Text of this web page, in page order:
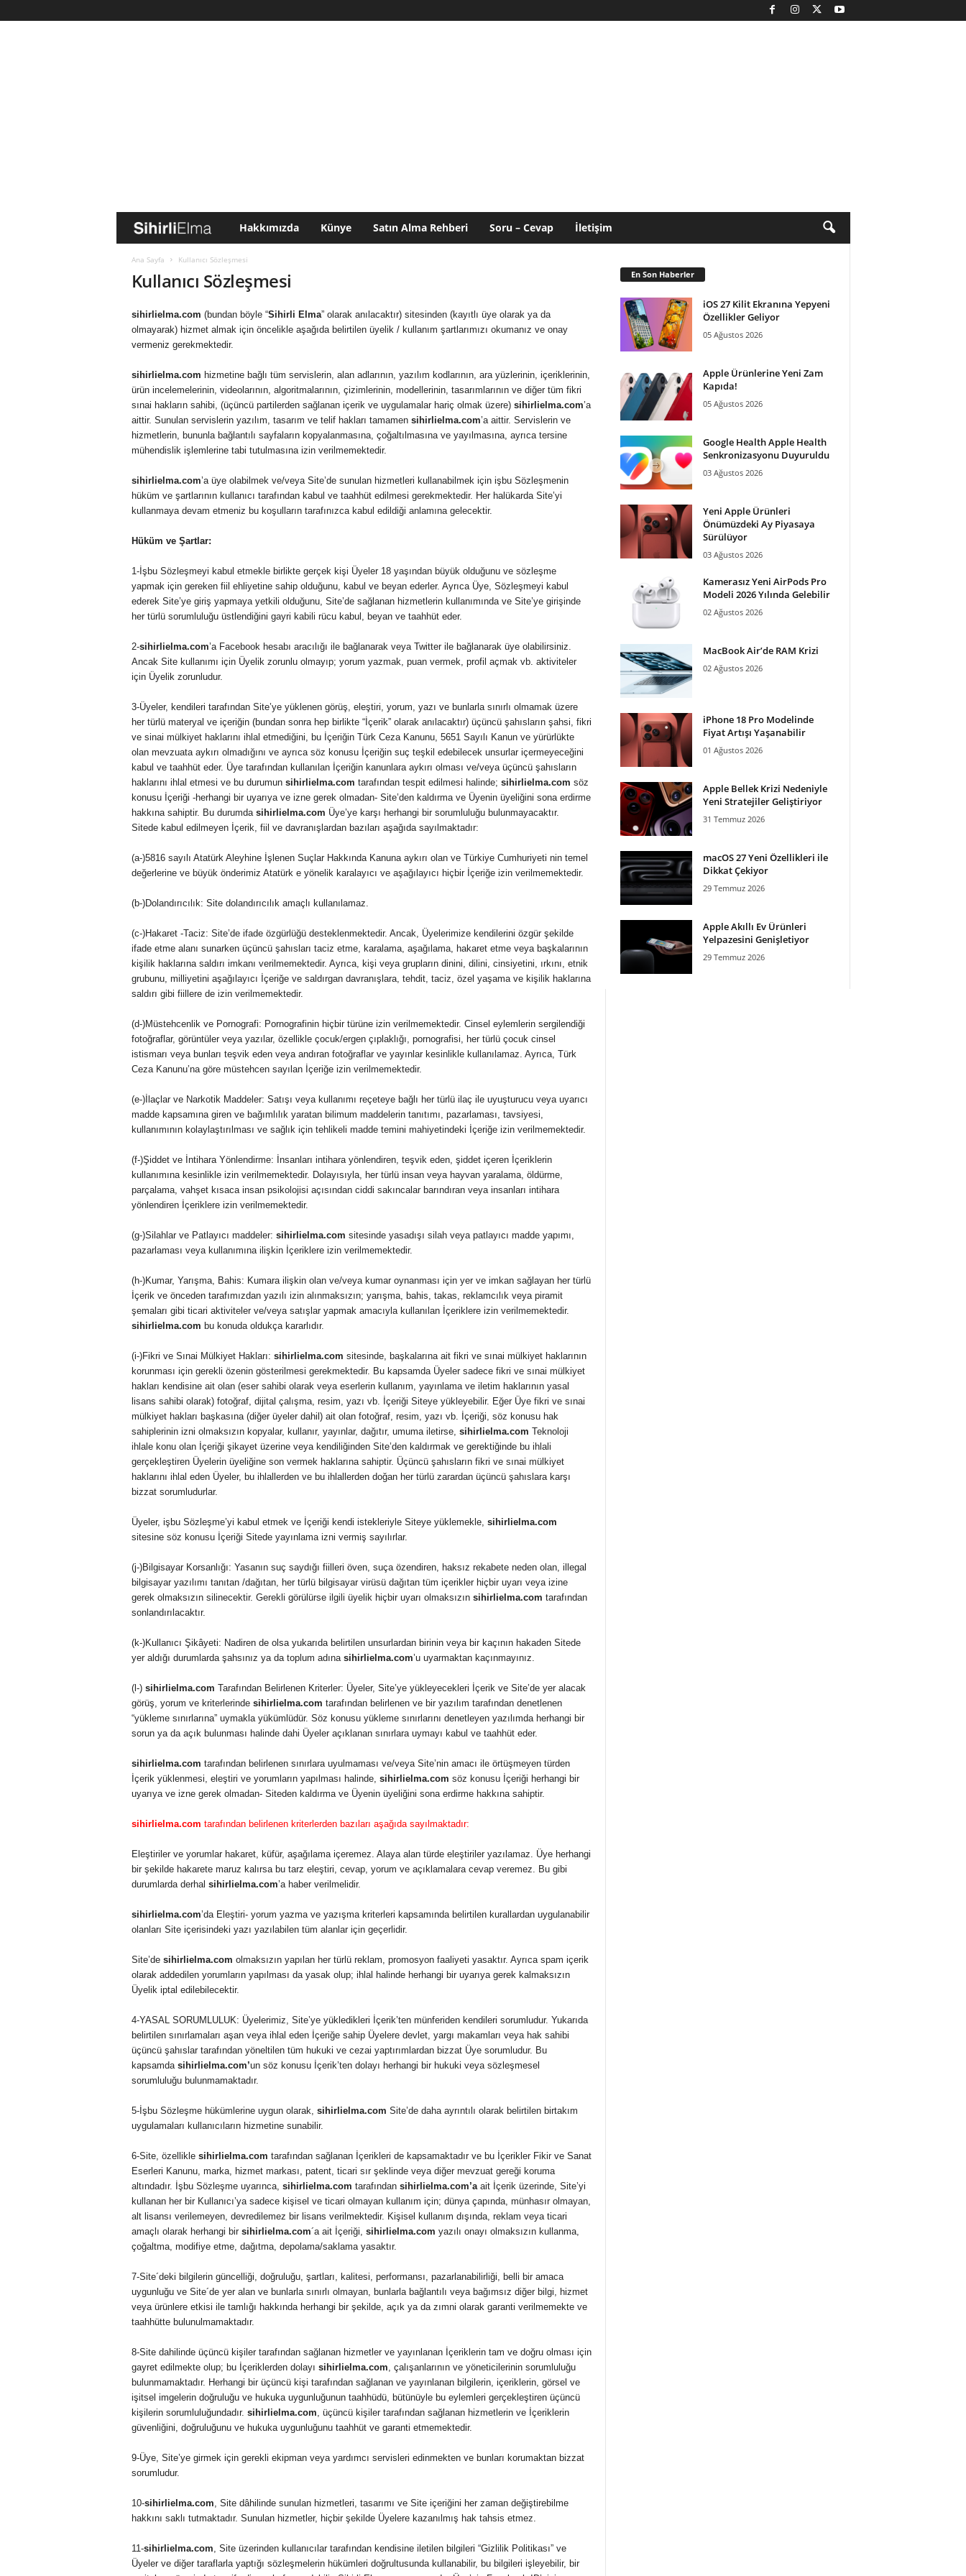
i
h
i
E
l
m
Hakkımızda Künye Satın Alma Rehberi Soru – Cevap İletişim
Ana Sayfa Kullanıcı Sözleşmesi
Kullanıcı Sözleşmesi
sihirlielma.com (bundan böyle “Sihirli Elma” olarak anılacaktır) sitesinden (kayıtlı üye olarak ya da
olmayarak) hizmet almak için öncelikle aşağıda belirtilen üyelik / kullanım şartlarımızı okumanız ve onay
vermeniz gerekmektedir.
sihirlielma.com hizmetine bağlı tüm servislerin, alan adlarının, yazılım kodlarının, ara yüzlerinin, içeriklerinin,
ürün incelemelerinin, videolarının, algoritmalarının, çizimlerinin, modellerinin, tasarımlarının ve diğer tüm fikri
sınai hakların sahibi, (üçüncü partilerden sağlanan içerik ve uygulamalar hariç olmak üzere) sihirlielma.com’a
aittir. Sunulan servislerin yazılım, tasarım ve telif hakları tamamen sihirlielma.com’a aittir. Servislerin ve
hizmetlerin, bununla bağlantılı sayfaların kopyalanmasına, çoğaltılmasına ve yayılmasına, ayrıca tersine
mühendislik işlemlerine tabi tutulmasına izin verilmemektedir.
sihirlielma.com’a üye olabilmek ve/veya Site’de sunulan hizmetleri kullanabilmek için işbu Sözleşmenin
hüküm ve şartlarının kullanıcı tarafından kabul ve taahhüt edilmesi gerekmektedir. Her halükarda Site’yi
kullanmaya devam etmeniz bu koşulların tarafınızca kabul edildiği anlamına gelecektir.
Hüküm ve Şartlar:
1-İşbu Sözleşmeyi kabul etmekle birlikte gerçek kişi Üyeler 18 yaşından büyük olduğunu ve sözleşme
yapmak için gereken fiil ehliyetine sahip olduğunu, kabul ve beyan ederler. Ayrıca Üye, Sözleşmeyi kabul
ederek Site’ye giriş yapmaya yetkili olduğunu, Site’de sağlanan hizmetlerin kullanımında ve Site’ye girişinde
her türlü sorumluluğu üstlendiğini gayri kabili rücu kabul, beyan ve taahhüt eder.
2-sihirlielma.com’a Facebook hesabı aracılığı ile bağlanarak veya Twitter ile bağlanarak üye olabilirsiniz.
Ancak Site kullanımı için Üyelik zorunlu olmayıp; yorum yazmak, puan vermek, profil açmak vb. aktiviteler
için Üyelik zorunludur.
3-Üyeler, kendileri tarafından Site’ye yüklenen görüş, eleştiri, yorum, yazı ve bunlarla sınırlı olmamak üzere
her türlü materyal ve içeriğin (bundan sonra hep birlikte “İçerik” olarak anılacaktır) üçüncü şahısların şahsi, fikri
ve sinai mülkiyet haklarını ihlal etmediğini, bu İçeriğin Türk Ceza Kanunu, 5651 Sayılı Kanun ve yürürlükte
olan mevzuata aykırı olmadığını ve ayrıca söz konusu İçeriğin suç teşkil edebilecek unsurlar içermeyeceğini
kabul ve taahhüt eder. Üye tarafından kullanılan İçeriğin kanunlara aykırı olması ve/veya üçüncü şahısların
haklarını ihlal etmesi ve bu durumun sihirlielma.com tarafından tespit edilmesi halinde; sihirlielma.com söz
konusu İçeriği -herhangi bir uyarıya ve izne gerek olmadan- Site’den kaldırma ve Üyenin üyeliğini sona erdirme
hakkına sahiptir. Bu durumda sihirlielma.com Üye’ye karşı herhangi bir sorumluluğu bulunmayacaktır.
Sitede kabul edilmeyen İçerik, fiil ve davranışlardan bazıları aşağıda sayılmaktadır:
(a-)5816 sayılı Atatürk Aleyhine İşlenen Suçlar Hakkında Kanuna aykırı olan ve Türkiye Cumhuriyeti nin temel
değerlerine ve büyük önderimiz Atatürk e yönelik karalayıcı ve aşağılayıcı hiçbir İçeriğe izin verilmemektedir.
(b-)Dolandırıcılık: Site dolandırıcılık amaçlı kullanılamaz.
(c-)Hakaret -Taciz: Site’de ifade özgürlüğü desteklenmektedir. Ancak, Üyelerimize kendilerini özgür şekilde
ifade etme alanı sunarken üçüncü şahısları taciz etme, karalama, aşağılama, hakaret etme veya başkalarının
kişilik haklarına saldırı imkanı verilmemektedir. Ayrıca, kişi veya grupların dinini, dilini, cinsiyetini, ırkını, etnik
grubunu, milliyetini aşağılayıcı İçeriğe ve saldırgan davranışlara, tehdit, taciz, özel yaşama ve kişilik haklarına
saldırı gibi fiillere de izin verilmemektedir.
(d-)Müstehcenlik ve Pornografi: Pornografinin hiçbir türüne izin verilmemektedir. Cinsel eylemlerin sergilendiği
fotoğraflar, görüntüler veya yazılar, özellikle çocuk/ergen çıplaklığı, pornografisi, her türlü çocuk cinsel
istismarı veya bunları teşvik eden veya andıran fotoğraflar ve yayınlar kesinlikle kullanılamaz. Ayrıca, Türk
Ceza Kanunu’na göre müstehcen sayılan İçeriğe izin verilmemektedir.
(e-)İlaçlar ve Narkotik Maddeler: Satışı veya kullanımı reçeteye bağlı her türlü ilaç ile uyuşturucu veya uyarıcı
madde kapsamına giren ve bağımlılık yaratan bilimum maddelerin tanıtımı, pazarlaması, tavsiyesi,
kullanımının kolaylaştırılması ve sağlık için tehlikeli madde temini mahiyetindeki İçeriğe izin verilmemektedir.
(f-)Şiddet ve İntihara Yönlendirme: İnsanları intihara yönlendiren, teşvik eden, şiddet içeren İçeriklerin
kullanımına kesinlikle izin verilmemektedir. Dolayısıyla, her türlü insan veya hayvan yaralama, öldürme,
parçalama, vahşet kısaca insan psikolojisi açısından ciddi sakıncalar barındıran veya insanları intihara
yönlendiren İçeriklere izin verilmemektedir.
(g-)Silahlar ve Patlayıcı maddeler: sihirlielma.com sitesinde yasadışı silah veya patlayıcı madde yapımı,
pazarlaması veya kullanımına ilişkin İçeriklere izin verilmemektedir.
(h-)Kumar, Yarışma, Bahis: Kumara ilişkin olan ve/veya kumar oynanması için yer ve imkan sağlayan her türlü
İçerik ve önceden tarafımızdan yazılı izin alınmaksızın; yarışma, bahis, takas, reklamcılık veya piramit
şemaları gibi ticari aktiviteler ve/veya satışlar yapmak amacıyla kullanılan İçeriklere izin verilmemektedir.
sihirlielma.com bu konuda oldukça kararlıdır.
(i-)Fikri ve Sınai Mülkiyet Hakları: sihirlielma.com sitesinde, başkalarına ait fikri ve sınai mülkiyet haklarının
korunması için gerekli özenin gösterilmesi gerekmektedir. Bu kapsamda Üyeler sadece fikri ve sınai mülkiyet
hakları kendisine ait olan (eser sahibi olarak veya eserlerin kullanım, yayınlama ve iletim haklarının yasal
lisans sahibi olarak) fotoğraf, dijital çalışma, resim, yazı vb. İçeriği Siteye yükleyebilir. Eğer Üye fikri ve sınai
mülkiyet hakları başkasına (diğer üyeler dahil) ait olan fotoğraf, resim, yazı vb. İçeriği, söz konusu hak
sahiplerinin izni olmaksızın kopyalar, kullanır, yayınlar, dağıtır, umuma iletirse, sihirlielma.com Teknoloji
ihlale konu olan İçeriği şikayet üzerine veya kendiliğinden Site’den kaldırmak ve gerektiğinde bu ihlali
gerçekleştiren Üyelerin üyeliğine son vermek haklarına sahiptir. Üçüncü şahısların fikri ve sınai mülkiyet
haklarını ihlal eden Üyeler, bu ihlallerden ve bu ihlallerden doğan her türlü zarardan üçüncü şahıslara karşı
bizzat sorumludurlar.
Üyeler, işbu Sözleşme’yi kabul etmek ve İçeriği kendi istekleriyle Siteye yüklemekle, sihirlielma.com
sitesine söz konusu İçeriği Sitede yayınlama izni vermiş sayılırlar.
(j-)Bilgisayar Korsanlığı: Yasanın suç saydığı fiilleri öven, suça özendiren, haksız rekabete neden olan, illegal
bilgisayar yazılımı tanıtan /dağıtan, her türlü bilgisayar virüsü dağıtan tüm içerikler hiçbir uyarı veya izine
gerek olmaksızın silinecektir. Gerekli görülürse ilgili üyelik hiçbir uyarı olmaksızın sihirlielma.com tarafından
sonlandırılacaktır.
(k-)Kullanıcı Şikâyeti: Nadiren de olsa yukarıda belirtilen unsurlardan birinin veya bir kaçının hakaden Sitede
yer aldığı durumlarda şahsınız ya da toplum adına sihirlielma.com’u uyarmaktan kaçınmayınız.
(l-) sihirlielma.com Tarafından Belirlenen Kriterler: Üyeler, Site’ye yükleyecekleri İçerik ve Site’de yer alacak
görüş, yorum ve kriterlerinde sihirlielma.com tarafından belirlenen ve bir yazılım tarafından denetlenen
“yükleme sınırlarına” uymakla yükümlüdür. Söz konusu yükleme sınırlarını denetleyen yazılımda herhangi bir
sorun ya da açık bulunması halinde dahi Üyeler açıklanan sınırlara uymayı kabul ve taahhüt eder.
sihirlielma.com tarafından belirlenen sınırlara uyulmaması ve/veya Site’nin amacı ile örtüşmeyen türden
İçerik yüklenmesi, eleştiri ve yorumların yapılması halinde, sihirlielma.com söz konusu İçeriği herhangi bir
uyarıya ve izne gerek olmadan- Siteden kaldırma ve Üyenin üyeliğini sona erdirme hakkına sahiptir.
sihirlielma.com tarafından belirlenen kriterlerden bazıları aşağıda sayılmaktadır:
Eleştiriler ve yorumlar hakaret, küfür, aşağılama içeremez. Alaya alan türde eleştiriler yazılamaz. Üye herhangi
bir şekilde hakarete maruz kalırsa bu tarz eleştiri, cevap, yorum ve açıklamalara cevap veremez. Bu gibi
durumlarda derhal sihirlielma.com’a haber verilmelidir.
sihirlielma.com’da Eleştiri- yorum yazma ve yazışma kriterleri kapsamında belirtilen kurallardan uygulanabilir
olanları Site içerisindeki yazı yazılabilen tüm alanlar için geçerlidir.
Site’de sihirlielma.com olmaksızın yapılan her türlü reklam, promosyon faaliyeti yasaktır. Ayrıca spam içerik
olarak addedilen yorumların yapılması da yasak olup; ihlal halinde herhangi bir uyarıya gerek kalmaksızın
Üyelik iptal edilebilecektir.
4-YASAL SORUMLULUK: Üyelerimiz, Site’ye yükledikleri İçerik’ten münferiden kendileri sorumludur. Yukarıda
belirtilen sınırlamaları aşan veya ihlal eden İçeriğe sahip Üyelere devlet, yargı makamları veya hak sahibi
üçüncü şahıslar tarafından yöneltilen tüm hukuki ve cezai yaptırımlardan bizzat Üye sorumludur. Bu
kapsamda sihirlielma.com’un söz konusu İçerik’ten dolayı herhangi bir hukuki veya sözleşmesel
sorumluluğu bulunmamaktadır.
5-İşbu Sözleşme hükümlerine uygun olarak, sihirlielma.com Site’de daha ayrıntılı olarak belirtilen birtakım
uygulamaları kullanıcıların hizmetine sunabilir.
6-Site, özellikle sihirlielma.com tarafından sağlanan İçerikleri de kapsamaktadır ve bu İçerikler Fikir ve Sanat
Eserleri Kanunu, marka, hizmet markası, patent, ticari sır şeklinde veya diğer mevzuat gereği koruma
altındadır. İşbu Sözleşme uyarınca, sihirlielma.com tarafından sihirlielma.com’aait İçerik üzerinde, Site’yi
kullanan her bir Kullanıcı’ya sadece kişisel ve ticari olmayan kullanım için; dünya çapında, münhasır olmayan,
alt lisansı verilemeyen, devredilemez bir lisans verilmektedir. Kişisel kullanım dışında, reklam veya ticari
amaçlı olarak herhangi bir sihirlielma.com´a ait İçeriği, sihirlielma.com yazılı onayı olmaksızın kullanma,
çoğaltma, modifiye etme, dağıtma, depolama/saklama yasaktır.
7-Site´deki bilgilerin güncelliği, doğruluğu, şartları, kalitesi, performansı, pazarlanabilirliği, belli bir amaca
uygunluğu ve Site´de yer alan ve bunlarla sınırlı olmayan, bunlarla bağlantılı veya bağımsız diğer bilgi, hizmet
veya ürünlere etkisi ile tamlığı hakkında herhangi bir şekilde, açık ya da zımni olarak garanti verilmemekte ve
taahhütte bulunulmamaktadır.
8-Site dahilinde üçüncü kişiler tarafından sağlanan hizmetler ve yayınlanan İçeriklerin tam ve doğru olması için
gayret edilmekte olup; bu İçeriklerden dolayı sihirlielma.com, çalışanlarının ve yöneticilerinin sorumluluğu
bulunmamaktadır. Herhangi bir üçüncü kişi tarafından sağlanan ve yayınlanan bilgilerin, içeriklerin, görsel ve
işitsel imgelerin doğruluğu ve hukuka uygunluğunun taahhüdü, bütünüyle bu eylemleri gerçekleştiren üçüncü
kişilerin sorumluluğundadır. sihirlielma.com, üçüncü kişiler tarafından sağlanan hizmetlerin ve İçeriklerin
güvenliğini, doğruluğunu ve hukuka uygunluğunu taahhüt ve garanti etmemektedir.
9-Üye, Site’ye girmek için gerekli ekipman veya yardımcı servisleri edinmekten ve bunları korumaktan bizzat
sorumludur.
10-sihirlielma.com, Site dâhilinde sunulan hizmetleri, tasarımı ve Site içeriğini her zaman değiştirebilme
hakkını saklı tutmaktadır. Sunulan hizmetler, hiçbir şekilde Üyelere kazanılmış hak tahsis etmez.
11-sihirlielma.com, Site üzerinden kullanıcılar tarafından kendisine iletilen bilgileri “Gizlilik Politikası” ve
Üyeler ve diğer taraflarla yaptığı sözleşmelerin hükümleri doğrultusunda kullanabilir, bu bilgileri işleyebilir, bir
En Son Haberler
iOS 27 Kilit Ekranına Yepyeni
Özellikler Geliyor
05 Ağustos 2026
Apple Ürünlerine Yeni Zam
Kapıda!
05 Ağustos 2026
Google Health Apple Health
Senkronizasyonu Duyuruldu
03 Ağustos 2026
Yeni Apple Ürünleri
Önümüzdeki Ay Piyasaya
Sürülüyor
03 Ağustos 2026
Kamerasız Yeni AirPods Pro
Modeli 2026 Yılında Gelebilir
02 Ağustos 2026
MacBook Air’de RAM Krizi
02 Ağustos 2026
iPhone 18 Pro Modelinde
Fiyat Artışı Yaşanabilir
01 Ağustos 2026
Apple Bellek Krizi Nedeniyle
Yeni Stratejiler Geliştiriyor
31 Temmuz 2026
macOS 27 Yeni Özellikleri ile
Dikkat Çekiyor
29 Temmuz 2026
Apple Akıllı Ev Ürünleri
Yelpazesini Genişletiyor
29 Temmuz 2026